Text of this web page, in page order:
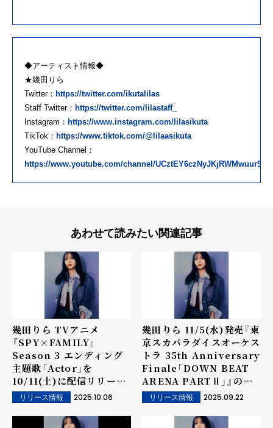
◆アーティスト情報◆
★幾田りら
Twitter： https://twitter.com/ikutalilas
Staff Twitter： https://twitter.com/lilastaff_
Instagram： https://www.instagram.com/lilasikuta
TikTok： https://www.tiktok.com/@lilaasikuta
YouTube Channel：
https://www.youtube.com/channel/UCztEY6czNyJKjRWMwuur9bg
あわせて読みたい関連記事
幾田りら TVアニメ
『SPY×FAMILY』
Season 3 エンディング
主題歌「Actor」を
10/11(土)に配信リリース
決定&ジャケット写真解
禁！
リリース情報 2025.10.06
幾田りら 11/5(水)発売『東
京スカパラダイスオーケス
トラ 35th Anniversary
Finale「DOWN BEAT
ARENA PARTⅡ」』のリ
リース記念して、今年3月
に出演した東京スカパラダ
イスオーケストラとの「百
リリース情報 2025.09.22